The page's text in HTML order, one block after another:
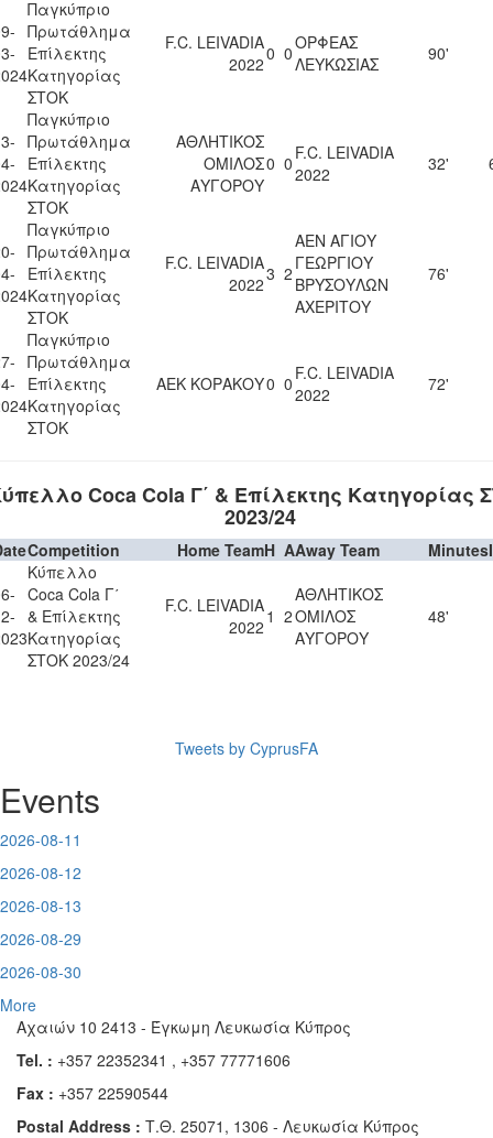
Παγκύπριο
Πρωτάθλημα
Επίλεκτης
Κατηγορίας
ΣΤΟΚ
F.C. LEIVADIA
20220 0ΟΡΦΕΑΣ
ΛΕΥΚΩΣΙΑΣ
90'
Παγκύπριο
Πρωτάθλημα
Επίλεκτης
Κατηγορίας
ΣΤΟΚ
ΑΘΛΗΤΙΚΟΣ
ΟΜΙΛΟΣ
ΑΥΓΟΡΟΥ
0 0 F.C. LEIVADIA
2022
32'
Παγκύπριο
Πρωτάθλημα
Επίλεκτης
Κατηγορίας
ΣΤΟΚ
F.C. LEIVADIA
20223 2
ΑΕΝ ΑΓΙΟΥ
ΓΕΩΡΓΙΟΥ
ΒΡΥΣΟΥΛΩΝ
ΑΧΕΡΙΤΟΥ
76'
Παγκύπριο
Πρωτάθλημα
Επίλεκτης
Κατηγορίας
ΣΤΟΚ
ΑΕΚ ΚΟΡΑΚΟΥ0 0 F.C. LEIVADIA
2022
72'
Coca Cola Γ΄ & Επίλεκτης Κατηγορίας
2023/24
Competition Home TeamH AAway Team Minutes
Κύπελλο
Coca Cola Γ΄
& Επίλεκτης
Κατηγορίας
ΣΤΟΚ 2023/24
F.C. LEIVADIA
2022 1 2
ΑΘΛΗΤΙΚΟΣ
ΟΜΙΛΟΣ
ΑΥΓΟΡΟΥ
48'
Tweets by CyprusFA
Events
2026-08-11
2026-08-12
2026-08-13
2026-08-29
2026-08-30
More
Αχαιών 10 2413 - Έγκωμη Λευκωσία Κύπρος
Tel. : +357 22352341 , +357 77771606
Fax : +357 22590544
Postal Address : Τ.Θ. 25071, 1306 - Λευκωσία Κύπρος